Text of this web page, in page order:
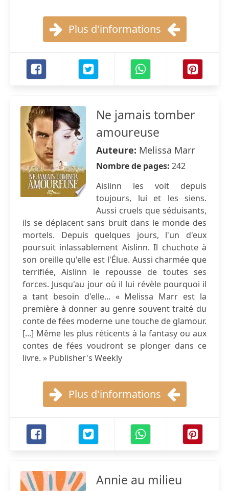
Plus d'informations
Ne jamais tomber
amoureuse
Auteure: Melissa Marr
Nombre de pages: 242
Aislinn les voit depuis
toujours, lui et les siens.
Aussi cruels que séduisants,
ils se déplacent sans bruit dans le monde des
mortels. Depuis quelques jours, l'un d'eux
poursuit inlassablement Aislinn. Il chuchote à
son oreille qu'elle est l'Élue. Aussi charmée que
terrifiée, Aislinn le repousse de toutes ses
forces. Jusqu'au jour où il lui révèle pourquoi il
a tant besoin d'elle... « Melissa Marr est la
première à donner au genre souvent traité du
conte de fées moderne une touche de glamour.
[...] Même les plus réticents à la fantasy ou aux
contes de fées voudront se plonger dans ce
livre. » Publisher's Weekly
Plus d'informations
Annie au milieu